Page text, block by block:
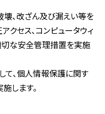
壊、改ざん及び漏えい等を
クセス、コンピュータウィ
切な安全管理措置を実施
て、個人情報保護に関す
します。